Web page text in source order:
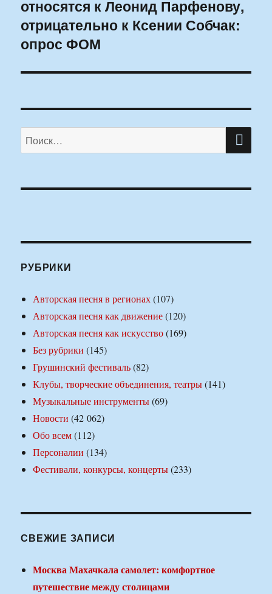
запись:
относятся к Леонид Парфенову,
отрицательно к Ксении Собчак:
опрос ФОМ
Искать:
РУБРИКИ
Авторская песня в регионах(107)
Авторская песня как движение(120)
Авторская песня как искусство(169)
Без рубрики (145)
Грушинский фестиваль(82)
Клубы, творческие объединения, театры(141)
Музыкальные инструменты(69)
Новости (42 062)
Обо всем(112)
Персоналии (134)
Фестивали, конкурсы, концерты(233)
СВЕЖИЕ ЗАПИСИ
Москва Махачкала самолет: комфортное
путешествие между столицами